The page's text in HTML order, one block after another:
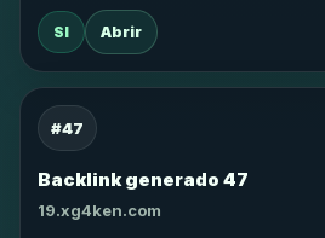
SI Abrir
#47
Backlink generado 47
19.xg4ken.com